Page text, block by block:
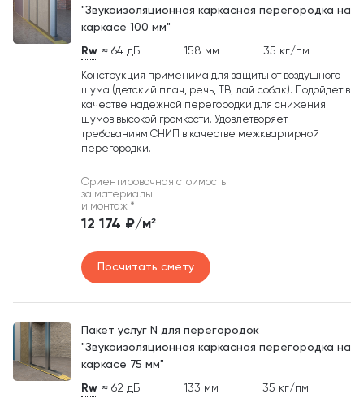
"Звукоизоляционная каркасная перегородка на
каркасе 100 мм"
Rw ≈ 64 дБ 158 мм 35 кг/пм
Конструкция применима для защиты от воздушного
шума (детский плач, речь, ТВ, лай собак). Подойдет в
качестве надежной перегородки для снижения
шумов высокой громкости. Удовлетворяет
требованиям СНИП в качестве межквартирной
перегородки.
Ориентировочная стоимость
за материалы
и монтаж *
12 174 ₽/м²
Посчитать смету
Пакет услуг N для перегородок
"Звукоизоляционная каркасная перегородка на
каркасе 75 мм"
Rw ≈ 62 дБ 133 мм 35 кг/пм